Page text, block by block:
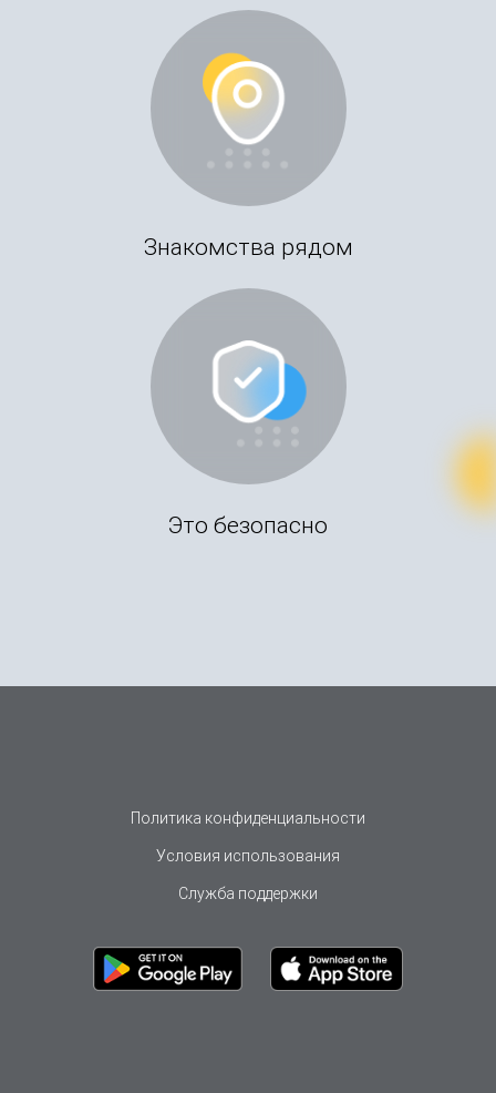
Знакомства рядом
Это безопасно
Политика конфиденциальности
Условия использования
Служба поддержки